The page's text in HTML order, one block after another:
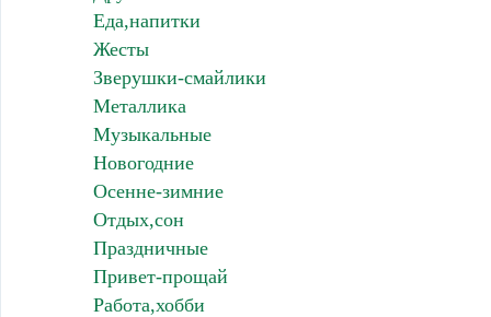
Еда,напитки
Жесты
Зверушки-смайлики
Металлика
Музыкальные
Новогодние
Осенне-зимние
Отдых,сон
Праздничные
Привет-прощай
Работа,хобби